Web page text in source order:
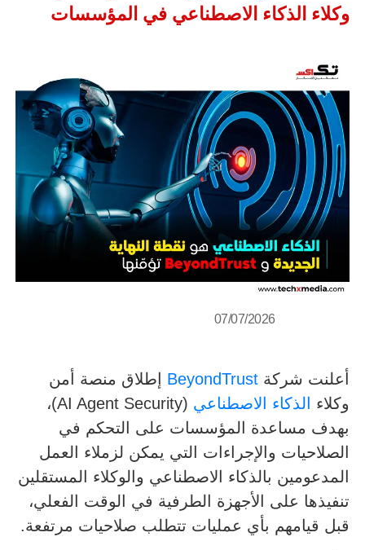
وكلاء الذكاء الاصطناعي في المؤسسات
07/07/2026
أعلنت شركةBeyondTrust إطلاق منصة أمن
وكلاء
الذكاء الاصطناعي
(AI Agent Security)،
بهدف مساعدة المؤسسات على التحكم في
الصلاحيات والإجراءات التي يمكن لزملاء العمل
المدعومين بالذكاء الاصطناعي والوكلاء المستقلين
تنفيذها على الأجهزة الطرفية في الوقت الفعلي،
قبل قيامهم بأي عمليات تتطلب صلاحيات مرتفعة.